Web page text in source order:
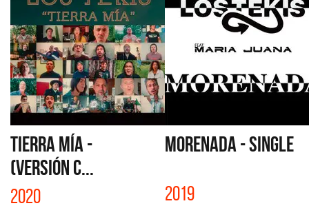
TIERRA MÍA -
(VERSIÓN C...
2020
MORENADA - SINGLE
2019